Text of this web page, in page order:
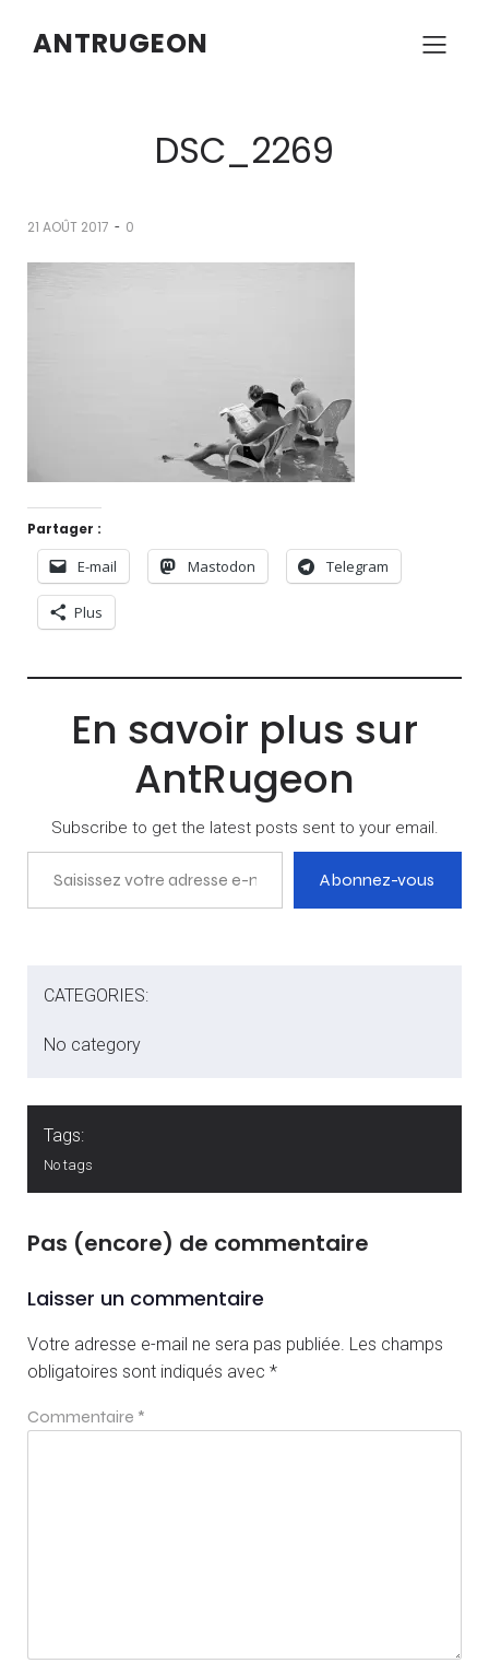
ANTRUGEON
DSC_2269
21 AOÛT 2017 - 0
Partager :
E-mail Mastodon Telegram
Plus
En savoir plus sur
AntRugeon
Subscribe to get the latest posts sent to your email.
Saisissez votre adresse e-mail…
Abonnez-vous
CATEGORIES:
No category
Tags:
No tags
Pas (encore) de commentaire
Laisser un commentaire
Votre adresse e-mail ne sera pas publiée. Les champs
obligatoires sont indiqués avec *
Commentaire *